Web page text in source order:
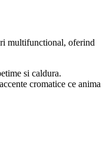
multifunctional, oferind
si caldura.
cromatice ce anima